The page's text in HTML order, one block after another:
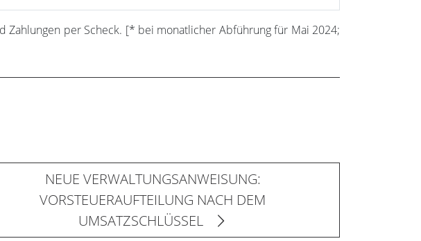
Zahlungen per Scheck. [* bei monatlicher Abführung für Mai 2024;
NEUE VERWALTUNGSANWEISUNG:
VORSTEUERAUFTEILUNG NACH DEM
UMSATZSCHLÜSSEL